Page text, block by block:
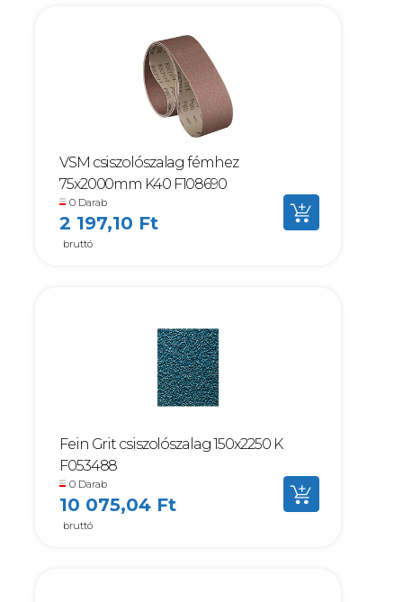
VSM csiszolószalag fémhez
75x2000mm K40 F108690
0 Darab
2 197,10 Ft
bruttó
Fein Grit csiszolószalag 150x2250 K
F053488
0 Darab
10 075,04 Ft
bruttó